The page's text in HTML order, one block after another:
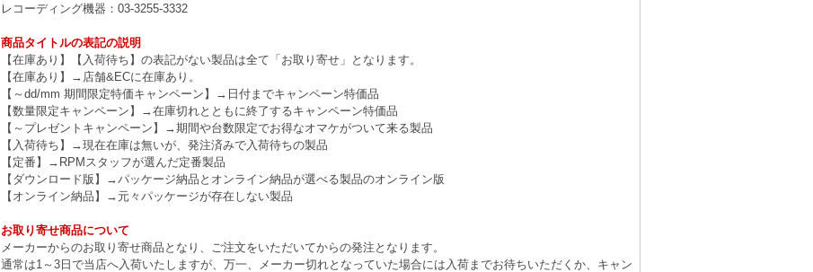
レコーディング機器：03-3255-3332
商品タイトルの表記の説明
【在庫あり】【入荷待ち】の表記がない製品は全て「お取り寄せ」となります。
【在庫あり】→店舗&ECに在庫あり。
【～dd/mm 期間限定特価キャンペーン】→日付までキャンペーン特価品
【数量限定キャンペーン】→在庫切れとともに終了するキャンペーン特価品
【～プレゼントキャンペーン】→期間や台数限定でお得なオマケがついて来る製品
【入荷待ち】→現在在庫は無いが、発注済みで入荷待ちの製品
【定番】→RPMスタッフが選んだ定番製品
【ダウンロード版】→パッケージ納品とオンライン納品が選べる製品のオンライン版
【オンライン納品】→元々パッケージが存在しない製品
お取り寄せ商品について
メーカーからのお取り寄せ商品となり、ご注文をいただいてからの発注となります。
通常は1～3日で当店へ入荷いたしますが、万一、メーカー切れとなっていた場合には入荷までお待ちいただくか、キャン